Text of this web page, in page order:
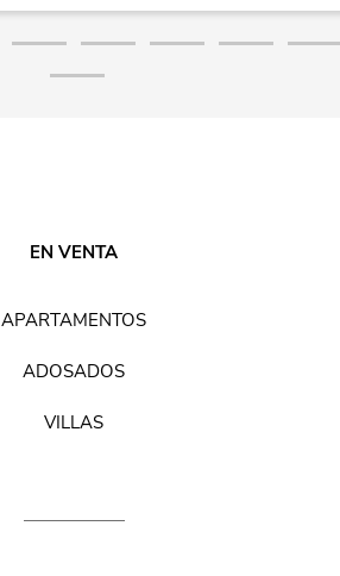
EN VENTA
APARTAMENTOS
ADOSADOS
VILLAS